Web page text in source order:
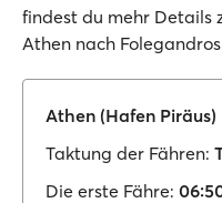
findest du mehr Details
Athen nach
Athen (Hafen Piräus)
Taktung der Fähren:
Die erste Fähre: